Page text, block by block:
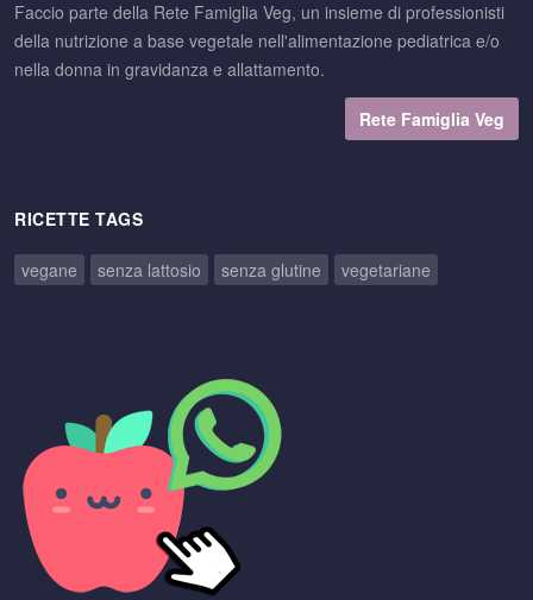
Faccio parte della Rete Famiglia Veg, un insieme di professionisti
della nutrizione a base vegetale nell'alimentazione pediatrica e/o
nella donna in gravidanza e allattamento.
Rete Famiglia Veg
RICETTE TAGS
vegane senza lattosio senza glutine vegetariane